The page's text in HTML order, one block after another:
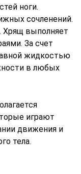
ноги.
сочленений.
Хрящ выполняет
За счет
жидкостью
в любых
играют
движения и
тела.